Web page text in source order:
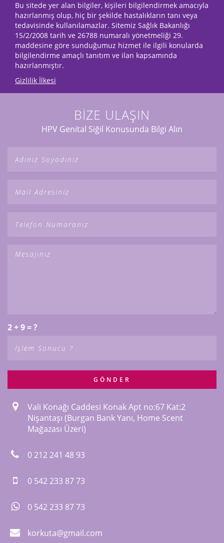
Bu sitede yer alan bilgiler, kişileri bilgilendirmek amacıyla
hazırlanmış olup, hiç bir şekilde hastalıkların tanı veya
tedavisinde kullanılamazlar. Sitemiz Sağlık Bakanlığı
15/2/2008 tarih ve 26788 numaralı yönetmeliği 29.
maddesine göre sunduğumuz hizmet ile ilgili konularda
bilgilendirme amaçlı tanıtım ve ilan kapsamında
hazırlanmıştır.
Gizlilik İlkesi
BİZE ULAŞIN
HPV Genital Siğil Konusunda Bilgi Alın
2 + 9 = ?
GÖNDER
Vali Konağı Caddesi Konak Apt no:67 Kat:2
Nişantaşı (Burgan Bank Yanı, Home Scent
Mağazası Üzeri)
0 212 241 48 93
0 542 233 87 73
0 542 233 87 73
korkuta@gmail.com